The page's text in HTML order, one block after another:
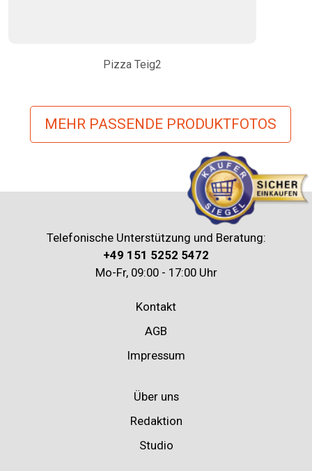
Pizza Teig2
MEHR PASSENDE PRODUKTFOTOS
Telefonische Unterstützung und Beratung:
+49 151 5252 5472
Mo-Fr, 09:00 - 17:00 Uhr
Kontakt
AGB
Impressum
Über uns
Redaktion
Studio